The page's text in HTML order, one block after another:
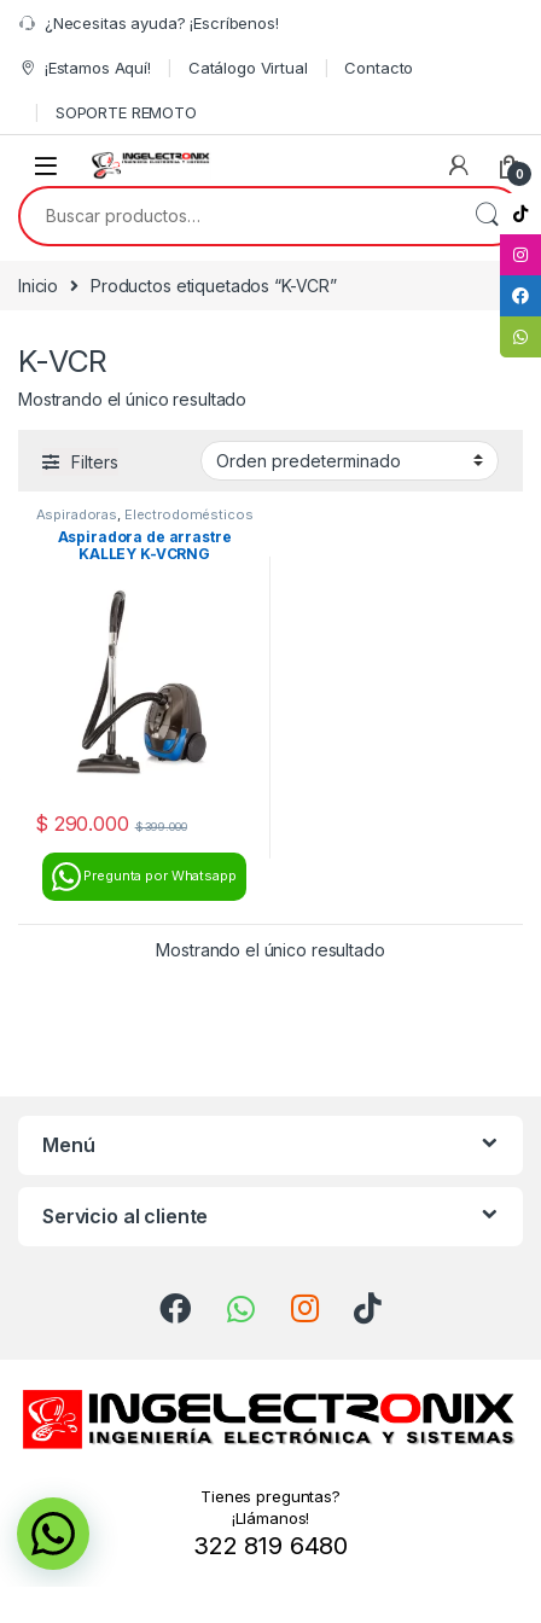
¿Necesitas ayuda? ¡Escríbenos!
¡Estamos Aquí! Catálogo Virtual Contacto
SOPORTE REMOTO
0
Inicio Productos etiquetados “K-VCR”
K-VCR
Mostrando el único resultado
Filters
Aspiradoras, Electrodomésticos
Aspiradora de arrastre
KALLEY K-VCRNG
$ 290.000 $399.000
Pregunta por Whatsapp
Mostrando el único resultado
Menú
Servicio al cliente
Tienes preguntas?
¡Llámanos!
322 819 6480